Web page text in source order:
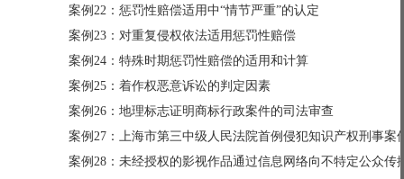
案例22：惩罚性赔偿适用中“情节严重”的认定
案例23：对重复侵权依法适用惩罚性赔偿
案例24：特殊时期惩罚性赔偿的适用和计算
案例25：着作权恶意诉讼的判定因素
案例26：地理标志证明商标行政案件的司法审查
案例27：上海市第三中级人民法院首例侵犯知识产权刑事案
案例28：未经授权的影视作品通过信息网络向不特定公众传